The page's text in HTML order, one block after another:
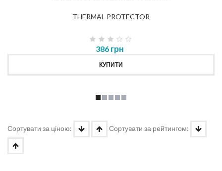
THERMAL PROTECTOR
386 грн
КУПИТИ
Сортувати за ціною: Сортувати за рейтингом: